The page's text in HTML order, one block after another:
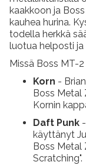
kaakkoon ja
kauhea hurina.
todella herkkä
luotua helposti
Missä Boss MT-
Korn -
Boss Metal
Kornin
Daft Punk
käyttänyt
Boss Metal
Scratching".